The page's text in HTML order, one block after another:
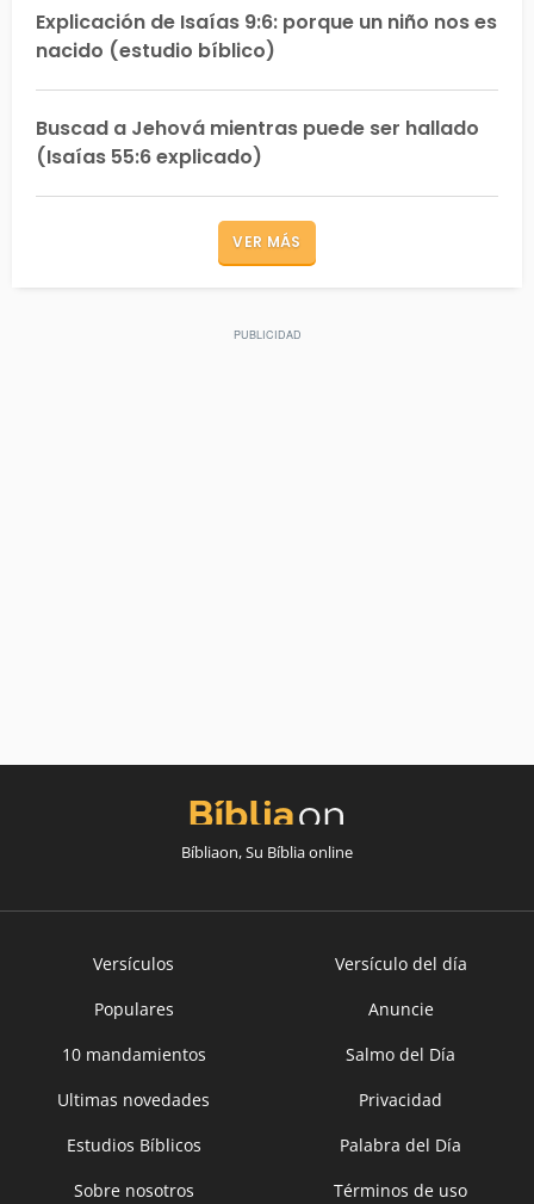
Explicación de Isaías 9:6: porque un niño nos es
nacido (estudio bíblico)
Buscad a Jehová mientras puede ser hallado
(Isaías 55:6 explicado)
VER MÁS
Bíbliaon, Su Bíblia online
Versículos
Versículo del día
Populares
Anuncie
10 mandamientos
Salmo del Día
Ultimas novedades
Privacidad
Estudios Bíblicos
Palabra del Día
Sobre nosotros
Términos de uso